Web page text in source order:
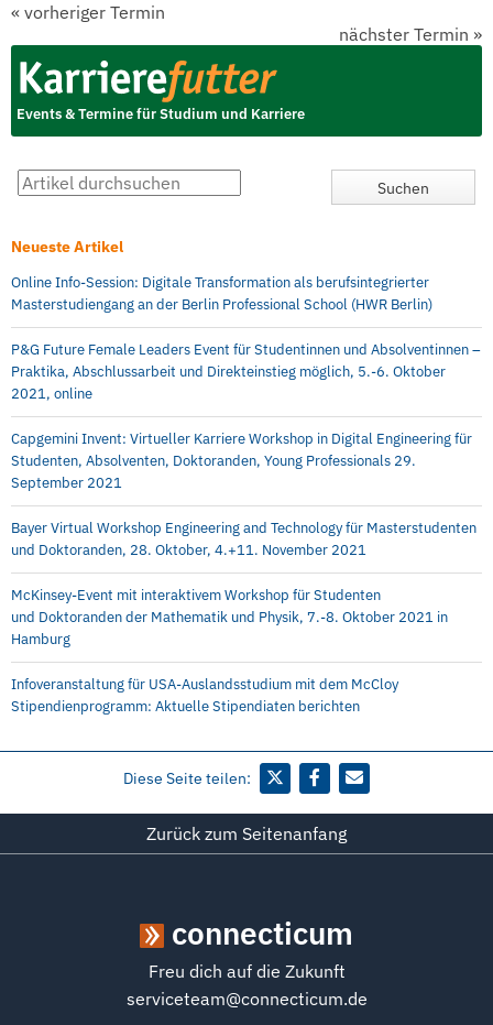
« vorheriger Termin
nächster Termin »
Events & Termine für Studium und Karriere
Neueste Artikel
Online Info-Session: Digitale Transformation als berufsintegrierter
Masterstudiengang an der Berlin Professional School (HWR Berlin)
P&G Future Female Leaders Event für Studentinnen und Absolventinnen –
Praktika, Abschlussarbeit und Direkteinstieg möglich, 5.-6. Oktober
2021, online
Capgemini Invent: Virtueller Karriere Workshop in Digital Engineering für
Studenten, Absolventen, Doktoranden, Young Professionals 29.
September 2021
Bayer Virtual Workshop Engineering and Technology für Masterstudenten
und Doktoranden, 28. Oktober, 4.+11. November 2021
McKinsey-Event mit interaktivem Workshop für Studenten
und Doktoranden der Mathematik und Physik, 7.-8. Oktober 2021 in
Hamburg
Infoveranstaltung für USA-Auslandsstudium mit dem McCloy
Stipendienprogramm: Aktuelle Stipendiaten berichten
Diese Seite teilen:
Zurück zum Seitenanfang
connecticum
Freu dich auf die Zukunft
serviceteam@connecticum.de